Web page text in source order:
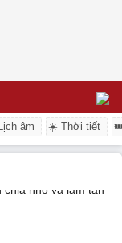
âm ☀️ Thời tiết